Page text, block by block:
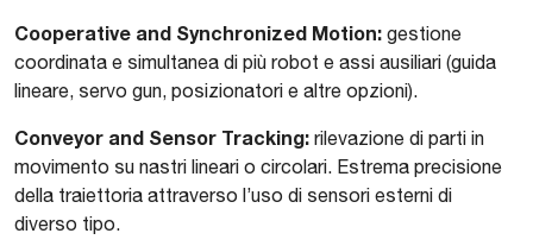
Cooperative and Synchronized Motion: gestione
coordinata e simultanea di più robot e assi ausiliari (guida
lineare, servo gun, posizionatori e altre opzioni).
Conveyor and Sensor Tracking: rilevazione di parti in
movimento su nastri lineari o circolari. Estrema precisione
della traiettoria attraverso l’uso di sensori esterni di
diverso tipo.